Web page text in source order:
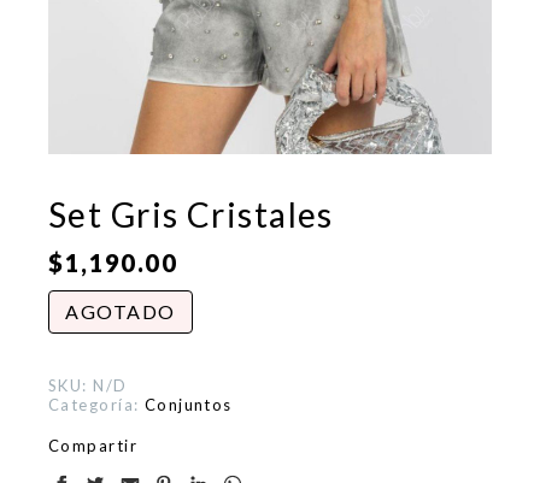
Set Gris Cristales
$1,190.00
AGOTADO
SKU: N/D
Categoría: Conjuntos
Compartir